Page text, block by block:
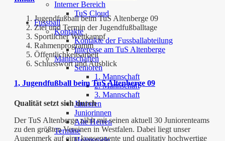
Interner Bereich
TuS Cloud
Fussball
Kontakte
Kontakte der Fussballabteilung
Interesse am TuS Altenberge
Mannschaften
Senioren
1. Mannschaft
2. Mannschaft
3. Mannschaft
Junioren
Juniorinnen
Alte Herren
Termine
Jugendfußball beim TuS Altenberge 09
Ziel und Termin der Jugendfußballtage
Sportlicher Wettkampf
Rahmenprogramm
Öffentlichkeitsarbeit
Schlusswort und Ausblick
1, Jugendfußball beim TuS Altenberge 09
Qualität setzt sich durch
Der TuS Altenberge zählt mit seinen aktuell 30 Juniorenteams
zu den größten Vereinen in Westfalen. Dabei liegt unser
Augenmerk auf eine konsequente und qualitativ hochwertige